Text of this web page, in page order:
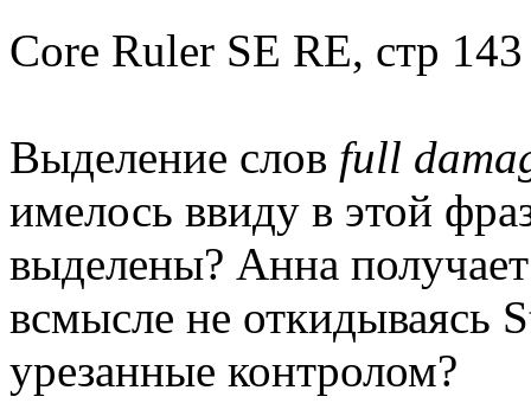
Core Ruler SE RE, стр 143
Выделение слов full
имелось ввиду в этой
выделены? Анна
всмысле не откидываясь
урезанные контролом?